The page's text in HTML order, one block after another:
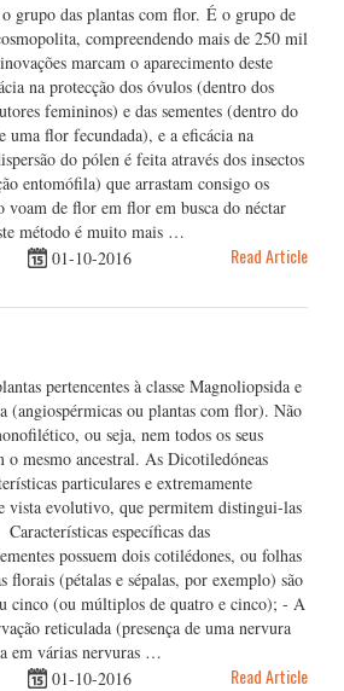
grupo das plantas com flor. É o grupo de
compreendendo mais de 250 mil
marcam o aparecimento deste
na protecção dos óvulos (dentro dos
femininos) e das sementes (dentro do
uma flor fecundada), e a eficácia na
do pólen é feita através dos insectos
entomófila) que arrastam consigo os
voam de flor em flor em busca do néctar
método é muito mais …
01-10-2016 Read Article
pertencentes à classe Magnoliopsida e
(angiospérmicas ou plantas com flor). Não
ou seja, nem todos os seus
o mesmo ancestral. As Dicotiledóneas
particulares e extremamente
vista evolutivo, que permitem distingui-las
específicas das
possuem dois cotilédones, ou folhas
florais (pétalas e sépalas, por exemplo) são
cinco (ou múltiplos de quatro e cinco); - A
reticulada (presença de uma nervura
em várias nervuras …
01-10-2016 Read Article